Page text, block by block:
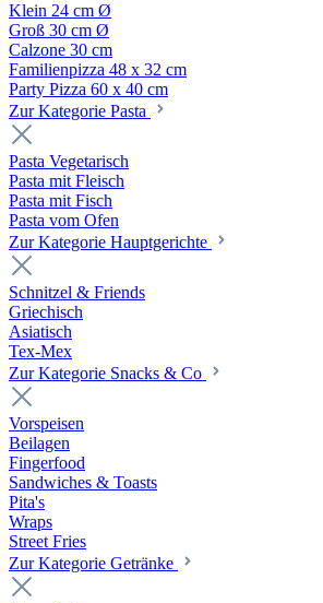
Klein 24 cm Ø
Groß 30 cm Ø
Calzone 30 cm
Familienpizza 48 x 32 cm
Party Pizza 60 x 40 cm
Zur Kategorie Pasta
Pasta Vegetarisch
Pasta mit Fleisch
Pasta mit Fisch
Pasta vom Ofen
Zur Kategorie Hauptgerichte
Schnitzel & Friends
Griechisch
Asiatisch
Tex-Mex
Zur Kategorie Snacks & Co
Vorspeisen
Beilagen
Fingerfood
Sandwiches & Toasts
Pita's
Wraps
Street Fries
Zur Kategorie Getränke